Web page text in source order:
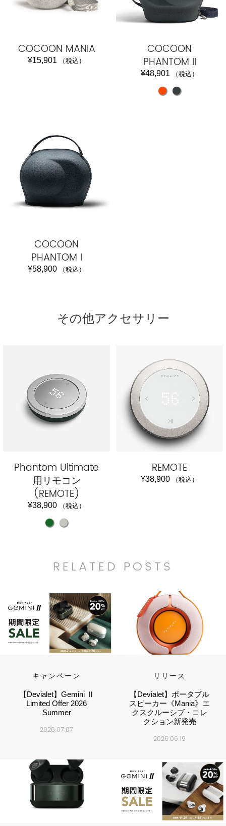
COCOON MANIA
¥15,901 （税込）
COCOON
PHANTOM II
¥48,901 （税込）
COCOON
PHANTOM I
¥58,900 （税込）
その他アクセサリー
Phantom Ultimate
用リモコン
(REMOTE)
¥38,900 （税込）
REMOTE
¥38,900 （税込）
RELATED POSTS
キャンペーン
【Devialet】Gemini Ⅱ
Limited Offer 2026
Summer
2026.07.07
リリース
【Devialet】ポータブル
スピーカー《Mania》エ
クスクルーシブ・コレ
クション新発売
2026.06.19